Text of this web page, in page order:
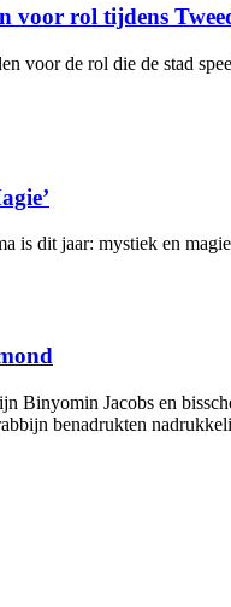
voor rol tijdens
voor de rol die de stad
is dit jaar: mystiek en
Binyomin Jacobs en
benadrukten